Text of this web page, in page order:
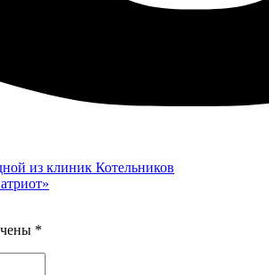
из клиник Котельников
*